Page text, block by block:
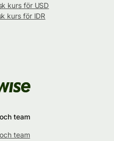
kurs för USD
kurs för IDR
team
team